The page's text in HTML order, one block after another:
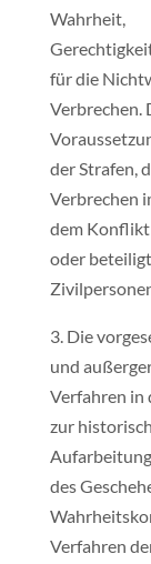
Wahrheit,
für die
Verbrechen.
der Strafen,
Verbrechen
dem Konflikt
oder
3. Die
und
Verfahren in
zur
Aufarbeitung
des
Verfahren